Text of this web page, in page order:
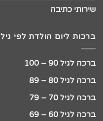
שירותי כתיבה
ברכות ליום הולדת לפי גיל
ברכה לגיל 90 – 100
ברכה לגיל 80 – 89
ברכה לגיל 70 – 79
ברכה לגיל 60 – 69